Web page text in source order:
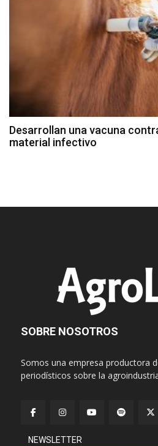
Desarrollan una vacuna
material infectivo
SOBRE NOSOTROS
Somos una empresa productora
periodísticos sobre la
NEWSLETTER